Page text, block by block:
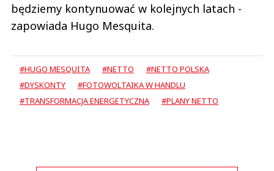
będziemy kontynuować w kolejnych latach -
zapowiada Hugo Mesquita.
#HUGO MESQUITA #NETTO
#NETTO POLSKA
#DYSKONTY
#FOTOWOLTAIKA W HANDLU
#TRANSFORMACJA ENERGETYCZNA
#PLANY NETTO